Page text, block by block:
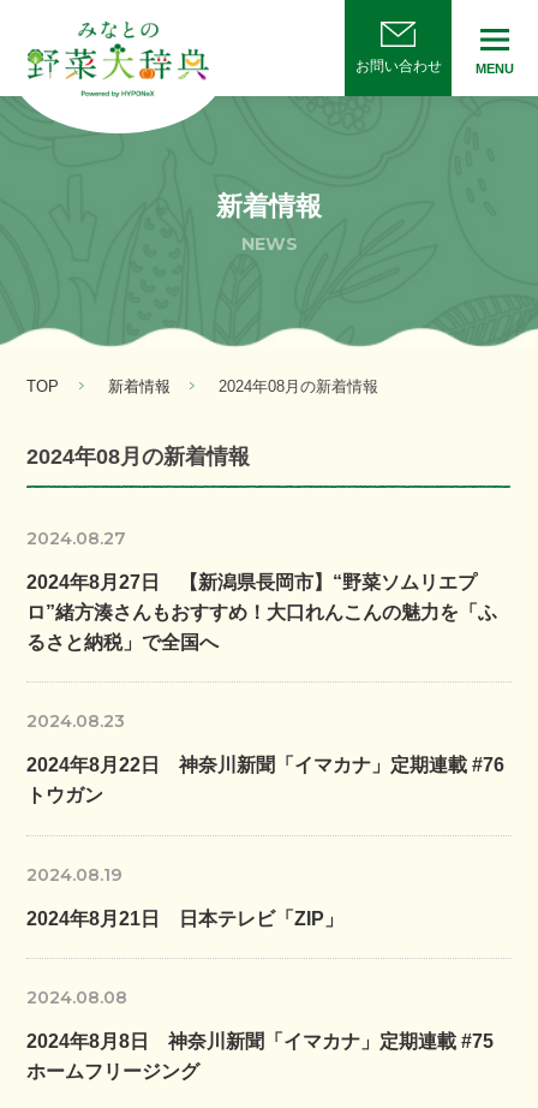
お問い合わせ MENU
新着情報
NEWS
TOP 新着情報 2024年08月の新着情報
2024年08月の新着情報
2024.08.27
2024年8月27日 【新潟県長岡市】“野菜ソムリエプ
ロ”緒方湊さんもおすすめ！大口れんこんの魅力を「ふ
るさと納税」で全国へ
2024.08.23
2024年8月22日 神奈川新聞「イマカナ」定期連載 #76
トウガン
2024.08.19
2024年8月21日 日本テレビ「ZIP」
2024.08.08
2024年8月8日 神奈川新聞「イマカナ」定期連載 #75
ホームフリージング